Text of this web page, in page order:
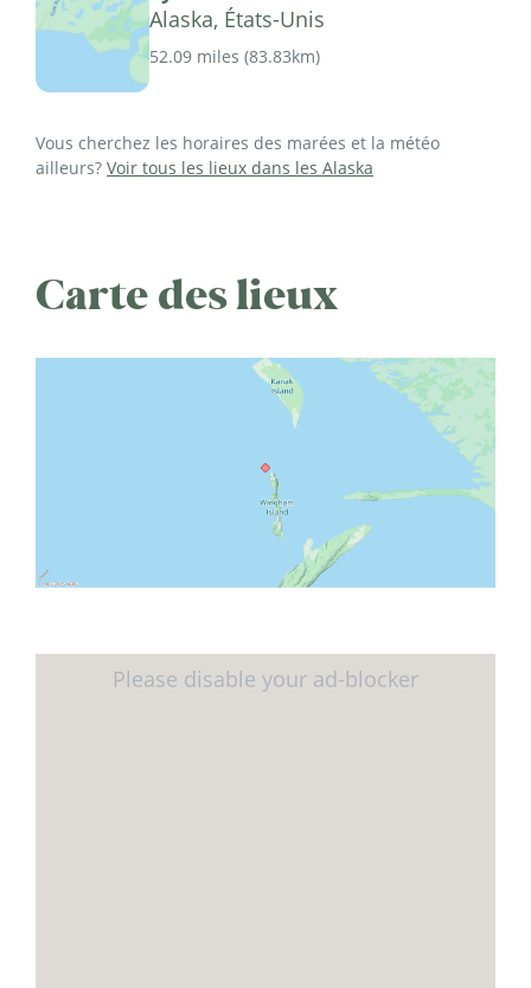
Alaska, États-Unis
52.09 miles (83.83km)
Vous cherchez les horaires des marées et la météo
ailleurs? Voir tous les lieux dans les Alaska
Carte des lieux